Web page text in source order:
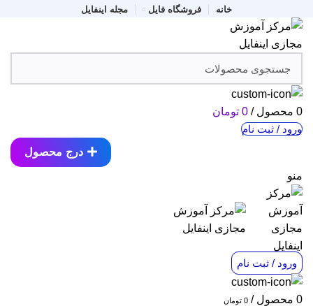
خانه فروشگاه فایل مجله اینفایل
0 محصول /
0 تومان
ورود / ثبت نام
درج محصول
منو
ورود / ثبت نام
0 محصول /
0 تومان